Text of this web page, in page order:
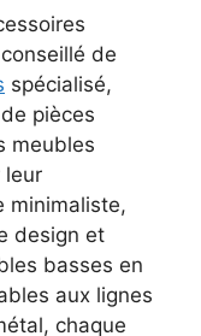
de
spécialisé,
pièces
meubles
leur
minimaliste,
design et
basses en
aux lignes
chaque